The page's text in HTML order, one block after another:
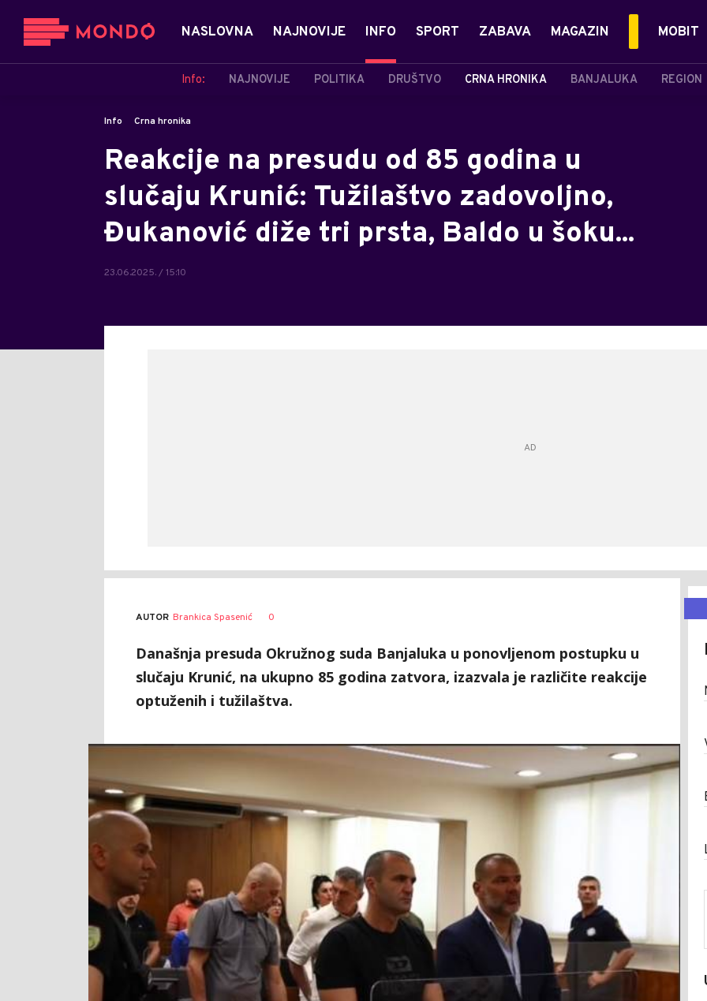
NASLOVNA NAJNOVIJE INFO
Info: NAJNOVIJE POLITIKA DRUŠTVO CRNA HRONIKA BANJALUKA REGION
SPORT ZABAVA MAGAZIN MOBIT
Info Crna hronika
Reakcije na presudu od 85 godina u
slučaju Krunić: Tužilaštvo zadovoljno,
Đukanović diže tri prsta, Baldo u šoku...
23.06.2025. / 15:10
AUTOR Brankica Spasenić 0
Današnja presuda Okružnog suda Banjaluka u ponovljenom postupku u
slučaju Krunić, na ukupno 85 godina zatvora, izazvala je različite reakcije
optuženih i tužilaštva.